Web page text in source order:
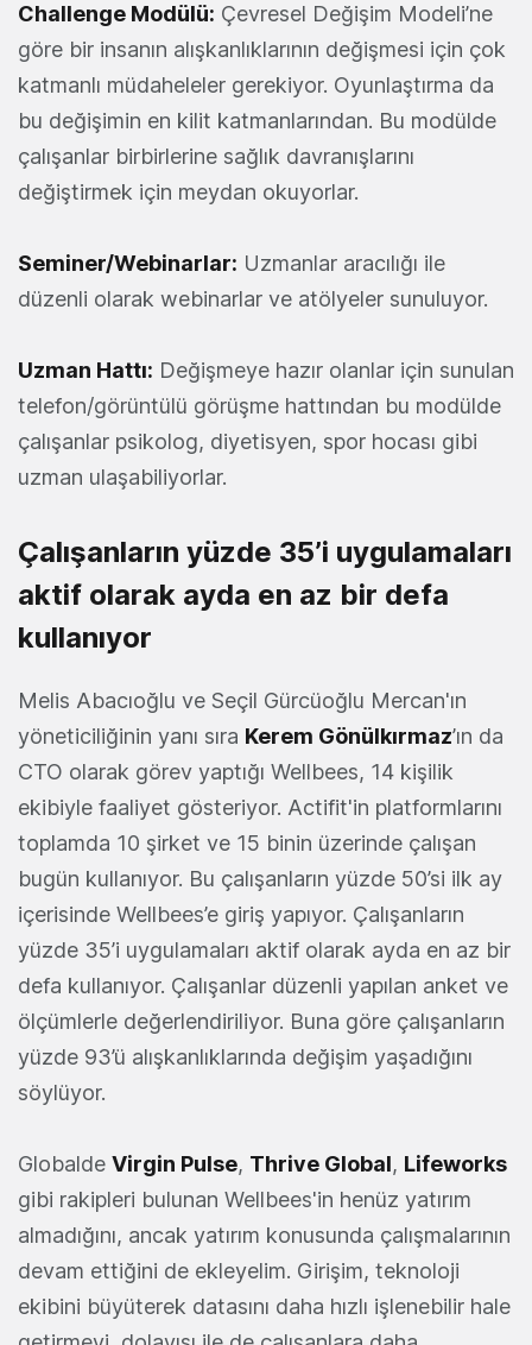
Challenge Modülü: Çevresel Değişim Modeli’ne
göre bir insanın alışkanlıklarının değişmesi için çok
katmanlı müdaheleler gerekiyor. Oyunlaştırma da
bu değişimin en kilit katmanlarından. Bu modülde
çalışanlar birbirlerine sağlık davranışlarını
değiştirmek için meydan okuyorlar.
Seminer/Webinarlar: Uzmanlar aracılığı ile
düzenli olarak webinarlar ve atölyeler sunuluyor.
Uzman Hattı: Değişmeye hazır olanlar için sunulan
telefon/görüntülü görüşme hattından bu modülde
çalışanlar psikolog, diyetisyen, spor hocası gibi
uzman ulaşabiliyorlar.
Çalışanların yüzde 35’i uygulamaları
aktif olarak ayda en az bir defa
kullanıyor
Melis Abacıoğlu ve Seçil Gürcüoğlu Mercan'ın
yöneticiliğinin yanı sıra Kerem Gönülkırmaz’ın da
CTO olarak görev yaptığı Wellbees, 14 kişilik
ekibiyle faaliyet gösteriyor. Actifit'in platformlarını
toplamda 10 şirket ve 15 binin üzerinde çalışan
bugün kullanıyor. Bu çalışanların yüzde 50’si ilk ay
içerisinde Wellbees’e giriş yapıyor. Çalışanların
yüzde 35’i uygulamaları aktif olarak ayda en az bir
defa kullanıyor. Çalışanlar düzenli yapılan anket ve
ölçümlerle değerlendiriliyor. Buna göre çalışanların
yüzde 93’ü alışkanlıklarında değişim yaşadığını
söylüyor.
Globalde Virgin Pulse, Thrive Global, Lifeworks
gibi rakipleri bulunan Wellbees'in henüz yatırım
almadığını, ancak yatırım konusunda çalışmalarının
devam ettiğini de ekleyelim. Girişim, teknoloji
ekibini büyüterek datasını daha hızlı işlenebilir hale